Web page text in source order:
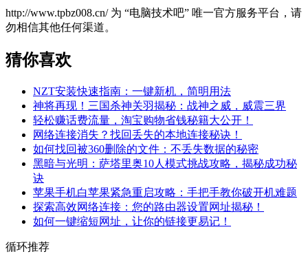
http://www.tpbz008.cn/ 为 “电脑技术吧” 唯一官方服务平台，请
勿相信其他任何渠道。
猜你喜欢
NZT安装快速指南：一键新机，简明用法
神将再现！三国杀神关羽揭秘：战神之威，威震三界
轻松赚话费流量，淘宝购物省钱秘籍大公开！
网络连接消失？找回丢失的本地连接秘诀！
如何找回被360删除的文件：不丢失数据的秘密
黑暗与光明：萨塔里奥10人模式挑战攻略，揭秘成功秘
诀
苹果手机白苹果紧急重启攻略：手把手教你破开机难题
探索高效网络连接：您的路由器设置网址揭秘！
如何一键缩短网址，让你的链接更易记！
循环推荐